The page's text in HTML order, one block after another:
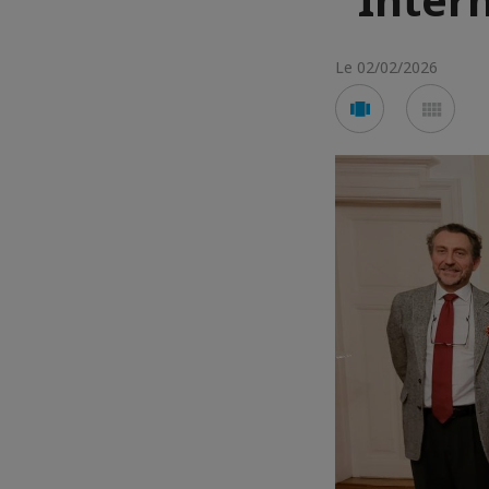
Le 02/02/2026
Voir
en
carousel
en